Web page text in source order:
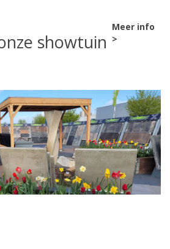
showtuin
Meer info
>